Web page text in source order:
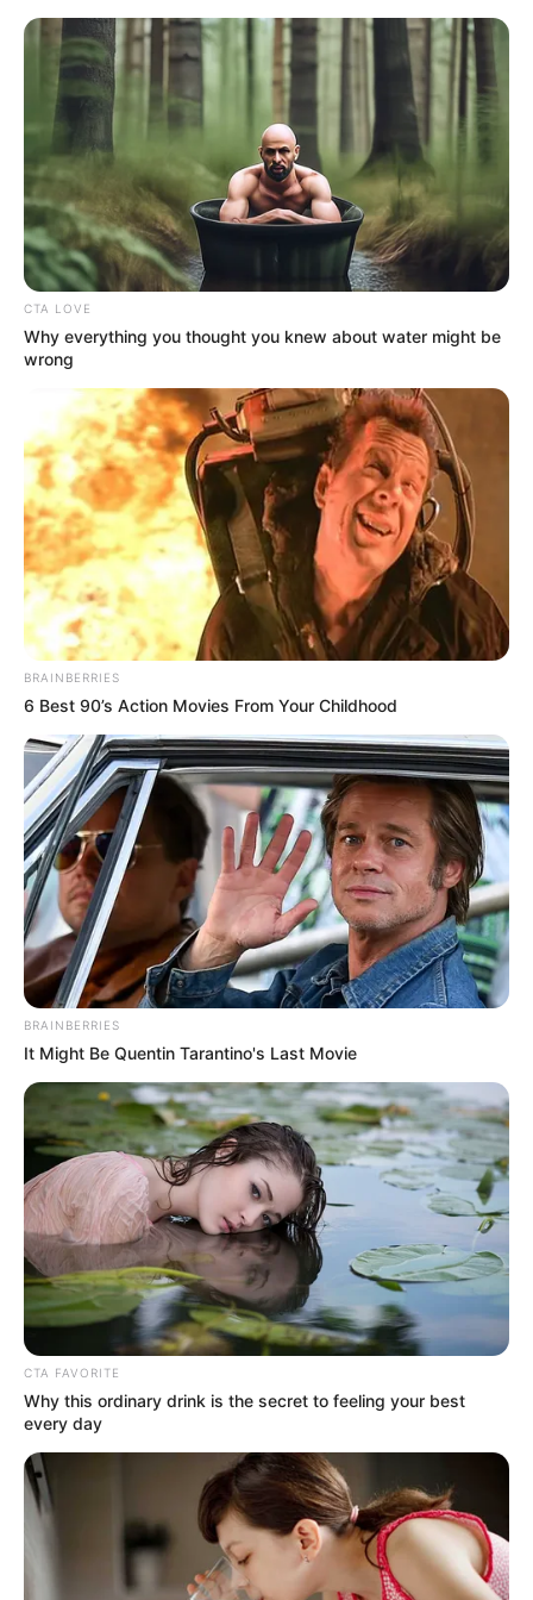
HOME
INSPIRASI
STYLE
FILM &
SERIES
NGAKAK
QUOTES
HYPE
MORE
INSPIRASI
Keren, 10 Gambar Desain
CTA LOVE
Why everything you thought you knew about water might be
wrong
BRAINBERRIES
6 Best 90’s Action Movies From Your Childhood
BRAINBERRIES
It Might Be Quentin Tarantino's Last Movie
CTA FAVORITE
Why this ordinary drink is the secret to feeling your best
every day